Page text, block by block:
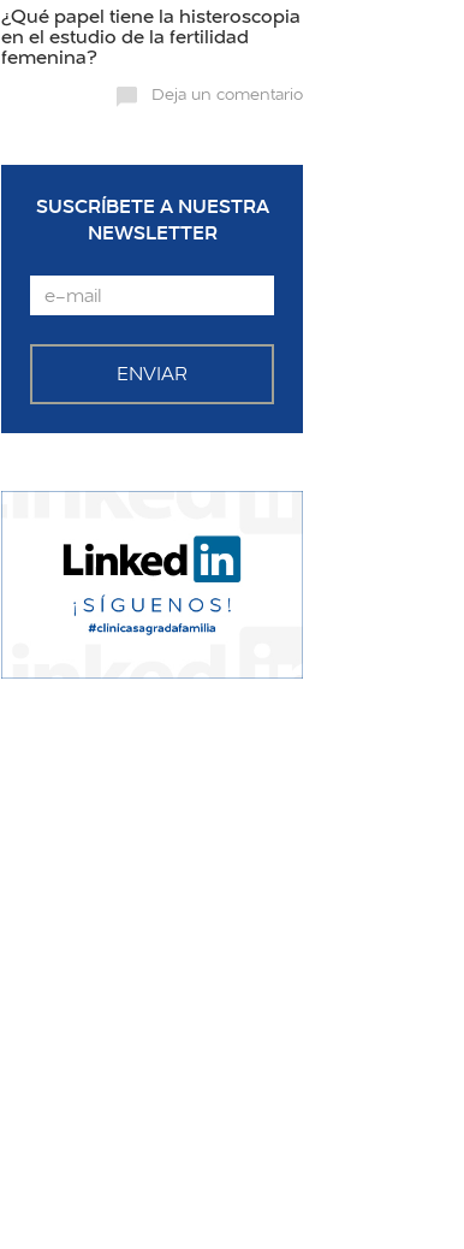
¿Qué papel tiene la histeroscopia
en el estudio de la fertilidad
femenina?
Deja un comentario
SUSCRÍBETE A NUESTRA
NEWSLETTER
Email
ENVIAR